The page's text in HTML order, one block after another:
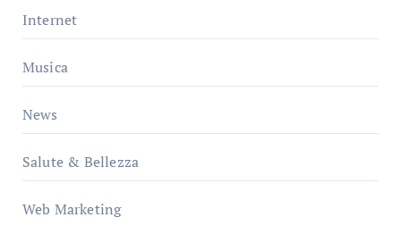
Internet
Musica
News
Salute & Bellezza
Web Marketing